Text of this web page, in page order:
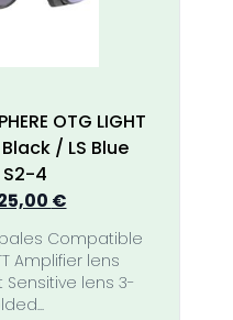
OTG LIGHT
Black / LS Blue
4
€.
€El
precio
actual
es:
Compatible
Amplifier lens
Sensitive lens 3-